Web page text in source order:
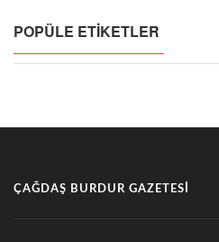
POPÜLE ETIKETLER
ÇAĞDAŞ BURDUR GAZETESI